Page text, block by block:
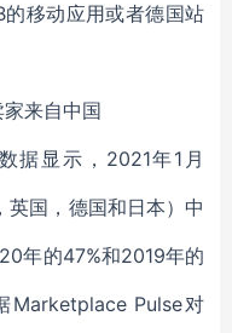
移动应用或者德国站
来自中国
据显示，2021年1月
英国，德国和日本）中
年的47%和2019年的
Marketplace Pulse对